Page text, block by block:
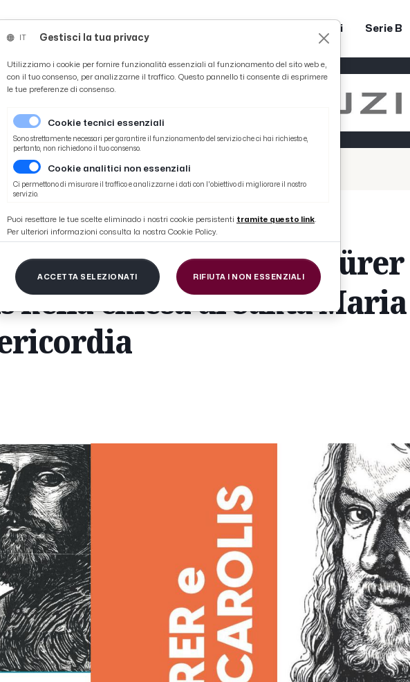
Coppa Teodori Serie B
e De Carolis nella chiesa di Santa Maria della Misericordia
mostra dedicata a Dürer
nella chiesa di Santa Maria
Gestisci la tua privacy
Utilizziamo i cookie per fornire funzionalità essenziali al funzionamento del sito web e,
con il tuo consenso, per analizzarne il traffico. Questo pannello ti consente di esprimere
le tue preferenze di consenso.
Cookie tecnici essenziali
Sono strettamente necessari per garantire il funzionamento del servizio che ci hai richiesto e,
pertanto, non richiedono il tuo consenso.
Cookie analitici non essenziali
Ci permettono di misurare il traffico e analizzarne i dati con l'obiettivo di migliorare il nostro
servizio.
Puoi resettare le tue scelte eliminado i nostri cookie persistenti tramite questo link.
Per ulteriori informazioni consulta la nostra Cookie Policy.
ACCETTA SELEZIONATI RIFIUTA I NON ESSENZIALI